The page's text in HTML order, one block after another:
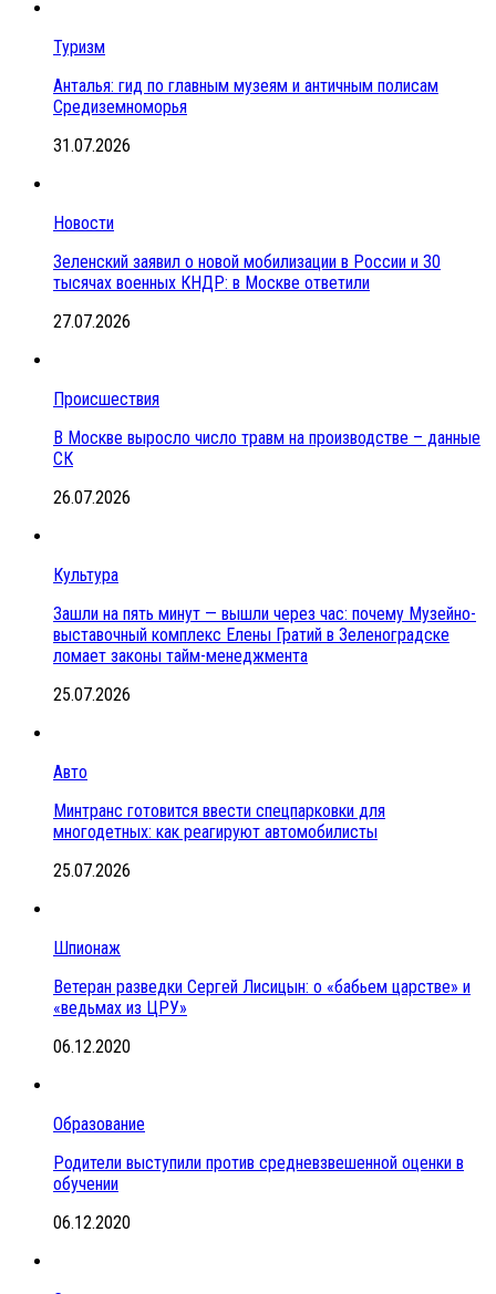
Туризм
Анталья: гид по главным музеям и античным полисам
Средиземноморья
31.07.2026
Новости
Зеленский заявил о новой мобилизации в России и 30
тысячах военных КНДР: в Москве ответили
27.07.2026
Происшествия
В Москве выросло число травм на производстве – данные
СК
26.07.2026
Культура
Зашли на пять минут — вышли через час: почему Музейно-
выставочный комплекс Елены Гратий в Зеленоградске
ломает законы тайм-менеджмента
25.07.2026
Авто
Минтранс готовится ввести спецпарковки для
многодетных: как реагируют автомобилисты
25.07.2026
Шпионаж
Ветеран разведки Сергей Лисицын: о «бабьем царстве» и
«ведьмах из ЦРУ»
06.12.2020
Образование
Родители выступили против средневзвешенной оценки в
обучении
06.12.2020